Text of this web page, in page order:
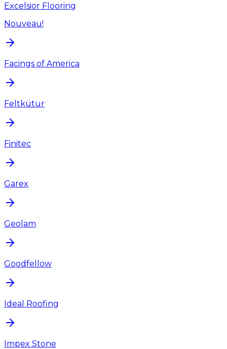
Excelsior Flooring
Nouveau!
Facings of America
Feltkütur
Finitec
Garex
Geolam
Goodfellow
Ideal Roofing
Impex Stone